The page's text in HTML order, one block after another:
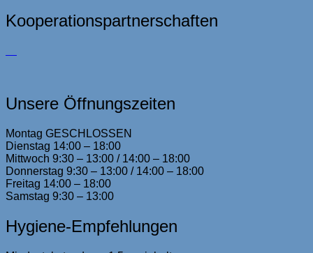
Kooperationspartnerschaften
Unsere Öffnungszeiten
Montag GESCHLOSSEN
Dienstag 14:00 – 18:00
Mittwoch 9:30 – 13:00 / 14:00 – 18:00
Donnerstag 9:30 – 13:00 / 14:00 – 18:00
Freitag 14:00 – 18:00
Samstag 9:30 – 13:00
Hygiene-Empfehlungen